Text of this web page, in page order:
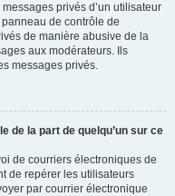
privés d’un utilisateur
de contrôle de
de manière abusive de la
aux modérateurs. Ils
messages privés.
de la part de quelqu’un sur ce
de courriers électroniques de
de repérer les utilisateurs
par courrier électronique